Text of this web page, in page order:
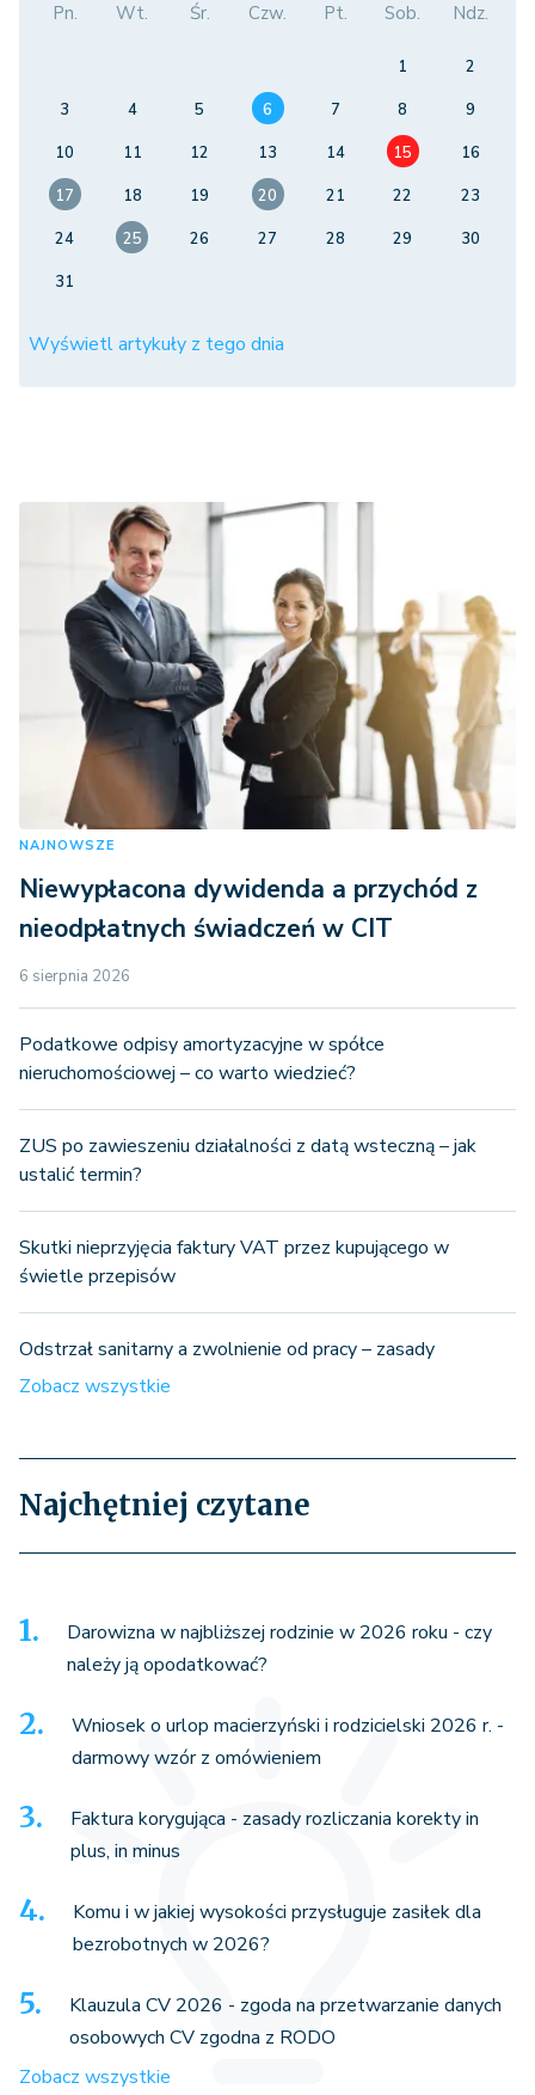
Pn. Wt. Śr. Czw. Pt. Sob. Ndz.
1
2
3
4 5 6 7 8
9
10
11 12 13 14 15
16
17
18 19 20 21 22
23
24
25 26 27 28 29
30
31
Wyświetl artykuły z tego dnia
NAJNOWSZE
Niewypłacona dywidenda a przychód z
nieodpłatnych świadczeń w CIT
6 sierpnia 2026
Podatkowe odpisy amortyzacyjne w spółce
nieruchomościowej – co warto wiedzieć?
ZUS po zawieszeniu działalności z datą wsteczną – jak
ustalić termin?
Skutki nieprzyjęcia faktury VAT przez kupującego w
świetle przepisów
Odstrzał sanitarny a zwolnienie od pracy – zasady
Zobacz wszystkie
Najchętniej czytane
Darowizna w najbliższej rodzinie w 2026 roku - czy
należy ją opodatkować?
Wniosek o urlop macierzyński i rodzicielski 2026 r. -
darmowy wzór z omówieniem
Faktura korygująca - zasady rozliczania korekty in
plus, in minus
Komu i w jakiej wysokości przysługuje zasiłek dla
bezrobotnych w 2026?
Klauzula CV 2026 - zgoda na przetwarzanie danych
osobowych CV zgodna z RODO
Zobacz wszystkie